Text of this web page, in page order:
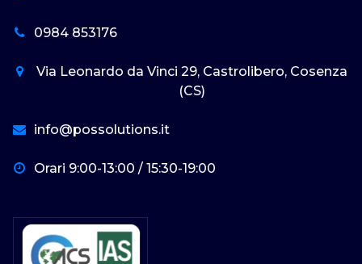
0984 853176
Via Leonardo da Vinci 29, Castrolibero, Cosenza
(CS)
info@possolutions.it
Orari 9:00-13:00 / 15:30-19:00